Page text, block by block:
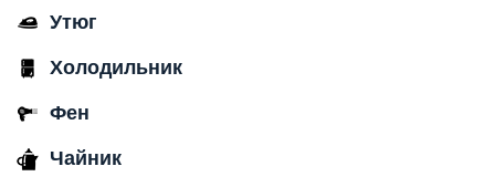
Утюг
Холодильник
Фен
Чайник